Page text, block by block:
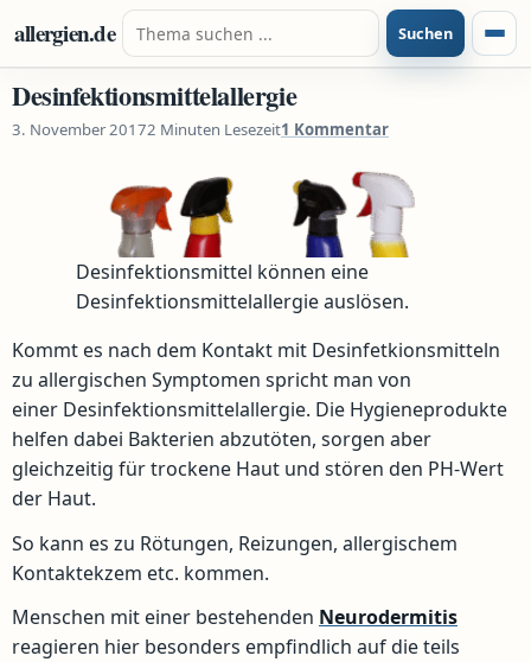
Zum Inhalt springen
allergien.de Suche nach: Suchen
Desinfektionsmittelallergie
3. November 20172 Minuten Lesezeit1 Kommentar
Desinfektionsmittel können eine
Desinfektionsmittelallergie auslösen.
Kommt es nach dem Kontakt mit Desinfetkionsmitteln
zu allergischen Symptomen spricht man von
einer Desinfektionsmittelallergie. Die Hygieneprodukte
helfen dabei Bakterien abzutöten, sorgen aber
gleichzeitig für trockene Haut und stören den PH-Wert
der Haut.
So kann es zu Rötungen, Reizungen, allergischem
Kontaktekzem etc. kommen.
Menschen mit einer bestehenden Neurodermitis
reagieren hier besonders empfindlich auf die teils